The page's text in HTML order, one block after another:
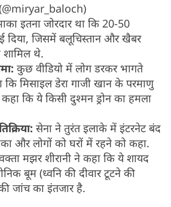
इतना जोरदार था कि 20-50
दिया, जिसमें बलूचिस्तान और खैबर
थे.
कुछ वीडियो में लोग डरकर भागते
मिसाइल डेरा गाजी खान के परमाणु
कि ये किसी दुश्मन ड्रोन का हमला
सेना ने तुरंत इलाके में इंटरनेट बंद
और लोगों को घरों में रहने को कहा.
मझर शीरानी ने कहा कि ये शायद
बूम (ध्वनि की दीवार टूटने की
जांच का इंतजार है.